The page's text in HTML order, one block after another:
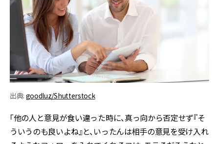
出典: goodluz/Shutterstock
「他の人と意見が食い違った時に、真っ向から否定せず『そ
ういうのも良いよね』と、いったんは相手の意見を受け入れ